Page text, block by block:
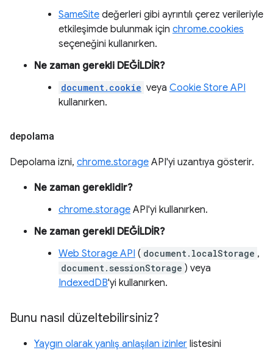
SameSite değerleri gibi ayrıntılı çerez verileriyle
etkileşimde bulunmak için chrome.cookies
seçeneğini kullanırken.
Ne zaman gerekli DEĞİLDİR?
document.cookie veya Cookie Store API
kullanırken.
depolama
Depolama izni, chrome.storage API'yi uzantıya gösterir.
Ne zaman gereklidir?
chrome.storage API'yi kullanırken.
Ne zaman gerekli DEĞİLDİR?
Web Storage API ( document.localStorage ,
document.sessionStorage ) veya
IndexedDB'yi kullanırken.
Bunu nasıl düzeltebilirsiniz?
Yaygın olarak yanlış anlaşılan izinler listesini